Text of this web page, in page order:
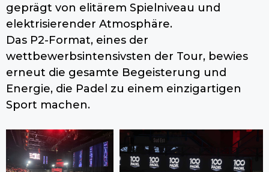
geprägt von elitärem Spielniveau und
elektrisierender Atmosphäre.
Das P2-Format, eines der
wettbewerbsintensivsten der Tour, bewies
erneut die gesamte Begeisterung und
Energie, die Padel zu einem einzigartigen
Sport machen.